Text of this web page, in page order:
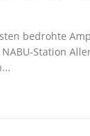
bedrohte
Station